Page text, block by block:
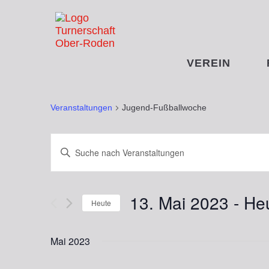
VEREIN
JUGEND-
Veranstaltungen Jugend-Fußballwoche
Veranstaltungen
Suche
Ansichten,
Navigation
Bitte
Schlüsselwort
eingeben.
nach
Veranstaltungen
Heute 13. Mai 2023 -
Mai 2023